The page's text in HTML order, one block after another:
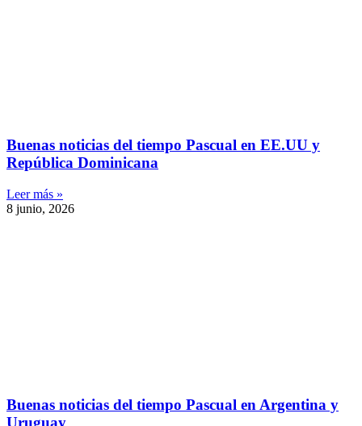
Buenas noticias del tiempo Pascual en EE.UU y
República Dominicana
Leer más »
8 junio, 2026
Buenas noticias del tiempo Pascual en Argentina y
Uruguay